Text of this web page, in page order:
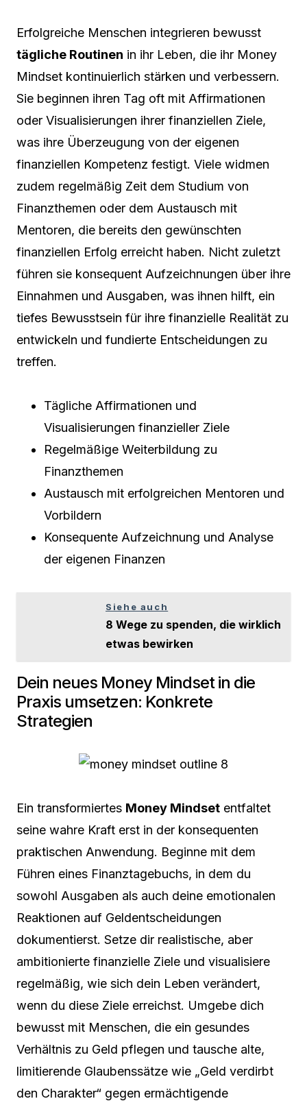
Erfolgreiche Menschen integrieren bewusst
tägliche Routinen in ihr Leben, die ihr Money
Mindset kontinuierlich stärken und verbessern.
Sie beginnen ihren Tag oft mit Affirmationen
oder Visualisierungen ihrer finanziellen Ziele,
was ihre Überzeugung von der eigenen
finanziellen Kompetenz festigt. Viele widmen
zudem regelmäßig Zeit dem Studium von
Finanzthemen oder dem Austausch mit
Mentoren, die bereits den gewünschten
finanziellen Erfolg erreicht haben. Nicht zuletzt
führen sie konsequent Aufzeichnungen über ihre
Einnahmen und Ausgaben, was ihnen hilft, ein
tiefes Bewusstsein für ihre finanzielle Realität zu
entwickeln und fundierte Entscheidungen zu
treffen.
Tägliche Affirmationen und
Visualisierungen finanzieller Ziele
Regelmäßige Weiterbildung zu
Finanzthemen
Austausch mit erfolgreichen Mentoren und
Vorbildern
Konsequente Aufzeichnung und Analyse
der eigenen Finanzen
Siehe auch
8 Wege zu spenden, die wirklich
etwas bewirken
Dein neues Money Mindset in die
Praxis umsetzen: Konkrete
Strategien
Ein transformiertes Money Mindset entfaltet
seine wahre Kraft erst in der konsequenten
praktischen Anwendung. Beginne mit dem
Führen eines Finanztagebuchs, in dem du
sowohl Ausgaben als auch deine emotionalen
Reaktionen auf Geldentscheidungen
dokumentierst. Setze dir realistische, aber
ambitionierte finanzielle Ziele und visualisiere
regelmäßig, wie sich dein Leben verändert,
wenn du diese Ziele erreichst. Umgebe dich
bewusst mit Menschen, die ein gesundes
Verhältnis zu Geld pflegen und tausche alte,
limitierende Glaubenssätze wie „Geld verdirbt
den Charakter“ gegen ermächtigende